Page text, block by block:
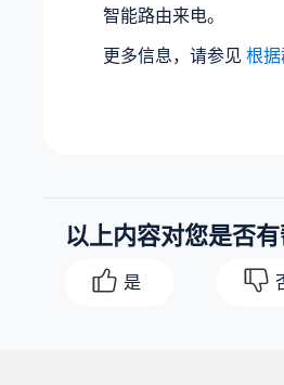
智能路由来电。
更多信息，请参见 根
以上内容对您是否有
是